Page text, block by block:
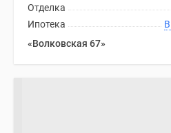
Отделка
Ипотека
«Волковская 67»